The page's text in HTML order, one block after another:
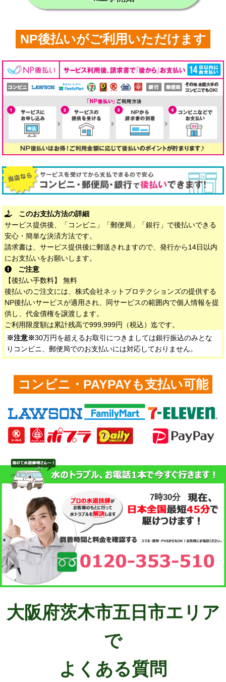
NP後払いがご利用いただけます
このお支払方法の詳細
サービス提供後、「コンビニ」「郵便局」「銀行」で後払いできる
安心・簡単な決済方法です。
請求書は、サービス提供後に郵送されますので、発行から14日以内
にお支払いをお願いします。
ご注意
【後払い手数料】 無料
後払いのご注文には、株式会社ネットプロテクションズの提供する
NP後払いサービスが適用され、同サービスの範囲内で個人情報を提
供し、代金債権を譲渡します。
ご利用限度額は累計残高で999,999円（税込）迄です。
※注意※30万円を超えるお取引につきましては銀行振込のみとな
りコンビニ、郵便局でのお支払いには対応しておりません。
コンビニ・PAYPAYも支払い可能
7時30分
大阪府茨木市五日市エリア
で
よくある質問